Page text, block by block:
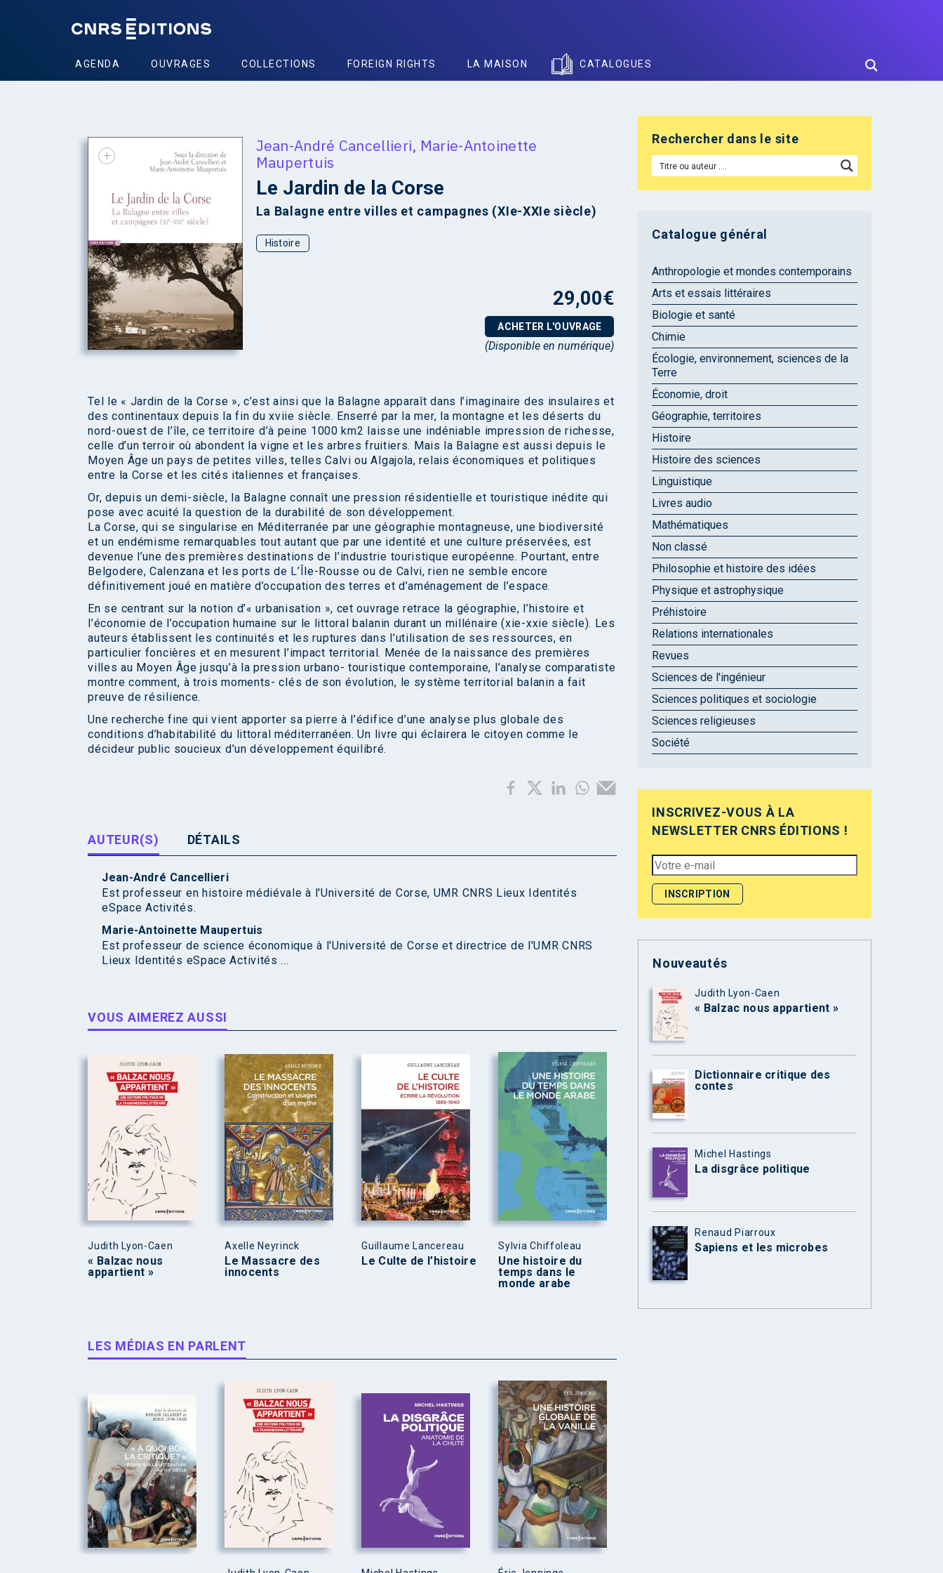
AGENDA OUVRAGES COLLECTIONS FOREIGN RIGHTS LA MAISON CATALOGUES
+
Jean-André Cancellieri, Marie-Antoinette
Maupertuis
Le Jardin de la Corse
La Balagne entre villes et campagnes (XIe-XXIe siècle)
Histoire
29,00€
ACHETER L'OUVRAGE
(Disponible en numérique)
Tel le « Jardin de la Corse », c’est ainsi que la Balagne apparaît dans l’imaginaire des insulaires et
des continentaux depuis la fin du xviie siècle. Enserré par la mer, la montagne et les déserts du
nord-ouest de l’île, ce territoire d’à peine 1000 km2 laisse une indéniable impression de richesse,
celle d’un terroir où abondent la vigne et les arbres fruitiers. Mais la Balagne est aussi depuis le
Moyen Âge un pays de petites villes, telles Calvi ou Algajola, relais économiques et politiques
entre la Corse et les cités italiennes et françaises.
Or, depuis un demi-siècle, la Balagne connaît une pression résidentielle et touristique inédite qui
pose avec acuité la question de la durabilité de son développement.
La Corse, qui se singularise en Méditerranée par une géographie montagneuse, une biodiversité
et un endémisme remarquables tout autant que par une identité et une culture préservées, est
devenue l’une des premières destinations de l’industrie touristique européenne. Pourtant, entre
Belgodere, Calenzana et les ports de L’Île-Rousse ou de Calvi, rien ne semble encore
définitivement joué en matière d’occupation des terres et d’aménagement de l’espace.
En se centrant sur la notion d’« urbanisation », cet ouvrage retrace la géographie, l’histoire et
l’économie de l’occupation humaine sur le littoral balanin durant un millénaire (xie-xxie siècle). Les
auteurs établissent les continuités et les ruptures dans l’utilisation de ses ressources, en
particulier foncières et en mesurent l’impact territorial. Menée de la naissance des premières
villes au Moyen Âge jusqu’à la pression urbano- touristique contemporaine, l’analyse comparatiste
montre comment, à trois moments- clés de son évolution, le système territorial balanin a fait
preuve de résilience.
Une recherche fine qui vient apporter sa pierre à l’édifice d’une analyse plus globale des
conditions d’habitabilité du littoral méditerranéen. Un livre qui éclairera le citoyen comme le
décideur public soucieux d’un développement équilibré.
AUTEUR(S) DÉTAILS
Jean-André Cancellieri
Est professeur en histoire médiévale à l'Université de Corse, UMR CNRS Lieux Identités
eSpace Activités.
Marie-Antoinette Maupertuis
Est professeur de science économique à l'Université de Corse et directrice de l'UMR CNRS
Lieux Identités eSpace Activités ...
VOUS AIMEREZ AUSSI
Judith Lyon-Caen
« Balzac nous
appartient »
Axelle Neyrinck
Le Massacre des
innocents
Guillaume Lancereau
Le Culte de l’histoire
Sylvia Chiffoleau
Une histoire du
temps dans le
monde arabe
LES MÉDIAS EN PARLENT
Rechercher dans le site
Catalogue général
Anthropologie et mondes contemporains
Arts et essais littéraires
Biologie et santé
Chimie
Écologie, environnement, sciences de la
Terre
Économie, droit
Géographie, territoires
Histoire
Histoire des sciences
Linguistique
Livres audio
Mathématiques
Non classé
Philosophie et histoire des idées
Physique et astrophysique
Préhistoire
Relations internationales
Revues
Sciences de l'ingénieur
Sciences politiques et sociologie
Sciences religieuses
Société
INSCRIVEZ-VOUS À LA
NEWSLETTER CNRS ÉDITIONS !
Nouveautés
Judith Lyon-Caen
« Balzac nous appartient »
Dictionnaire critique des
contes
Michel Hastings
La disgrâce politique
Renaud Piarroux
Sapiens et les microbes